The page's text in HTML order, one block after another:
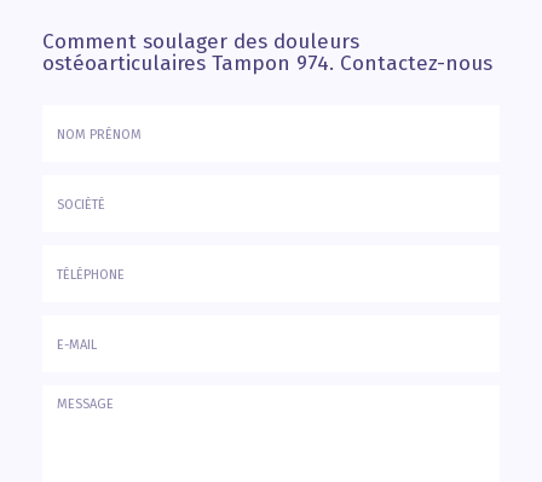
Comment soulager des douleurs
ostéoarticulaires Tampon 974. Contactez-nous